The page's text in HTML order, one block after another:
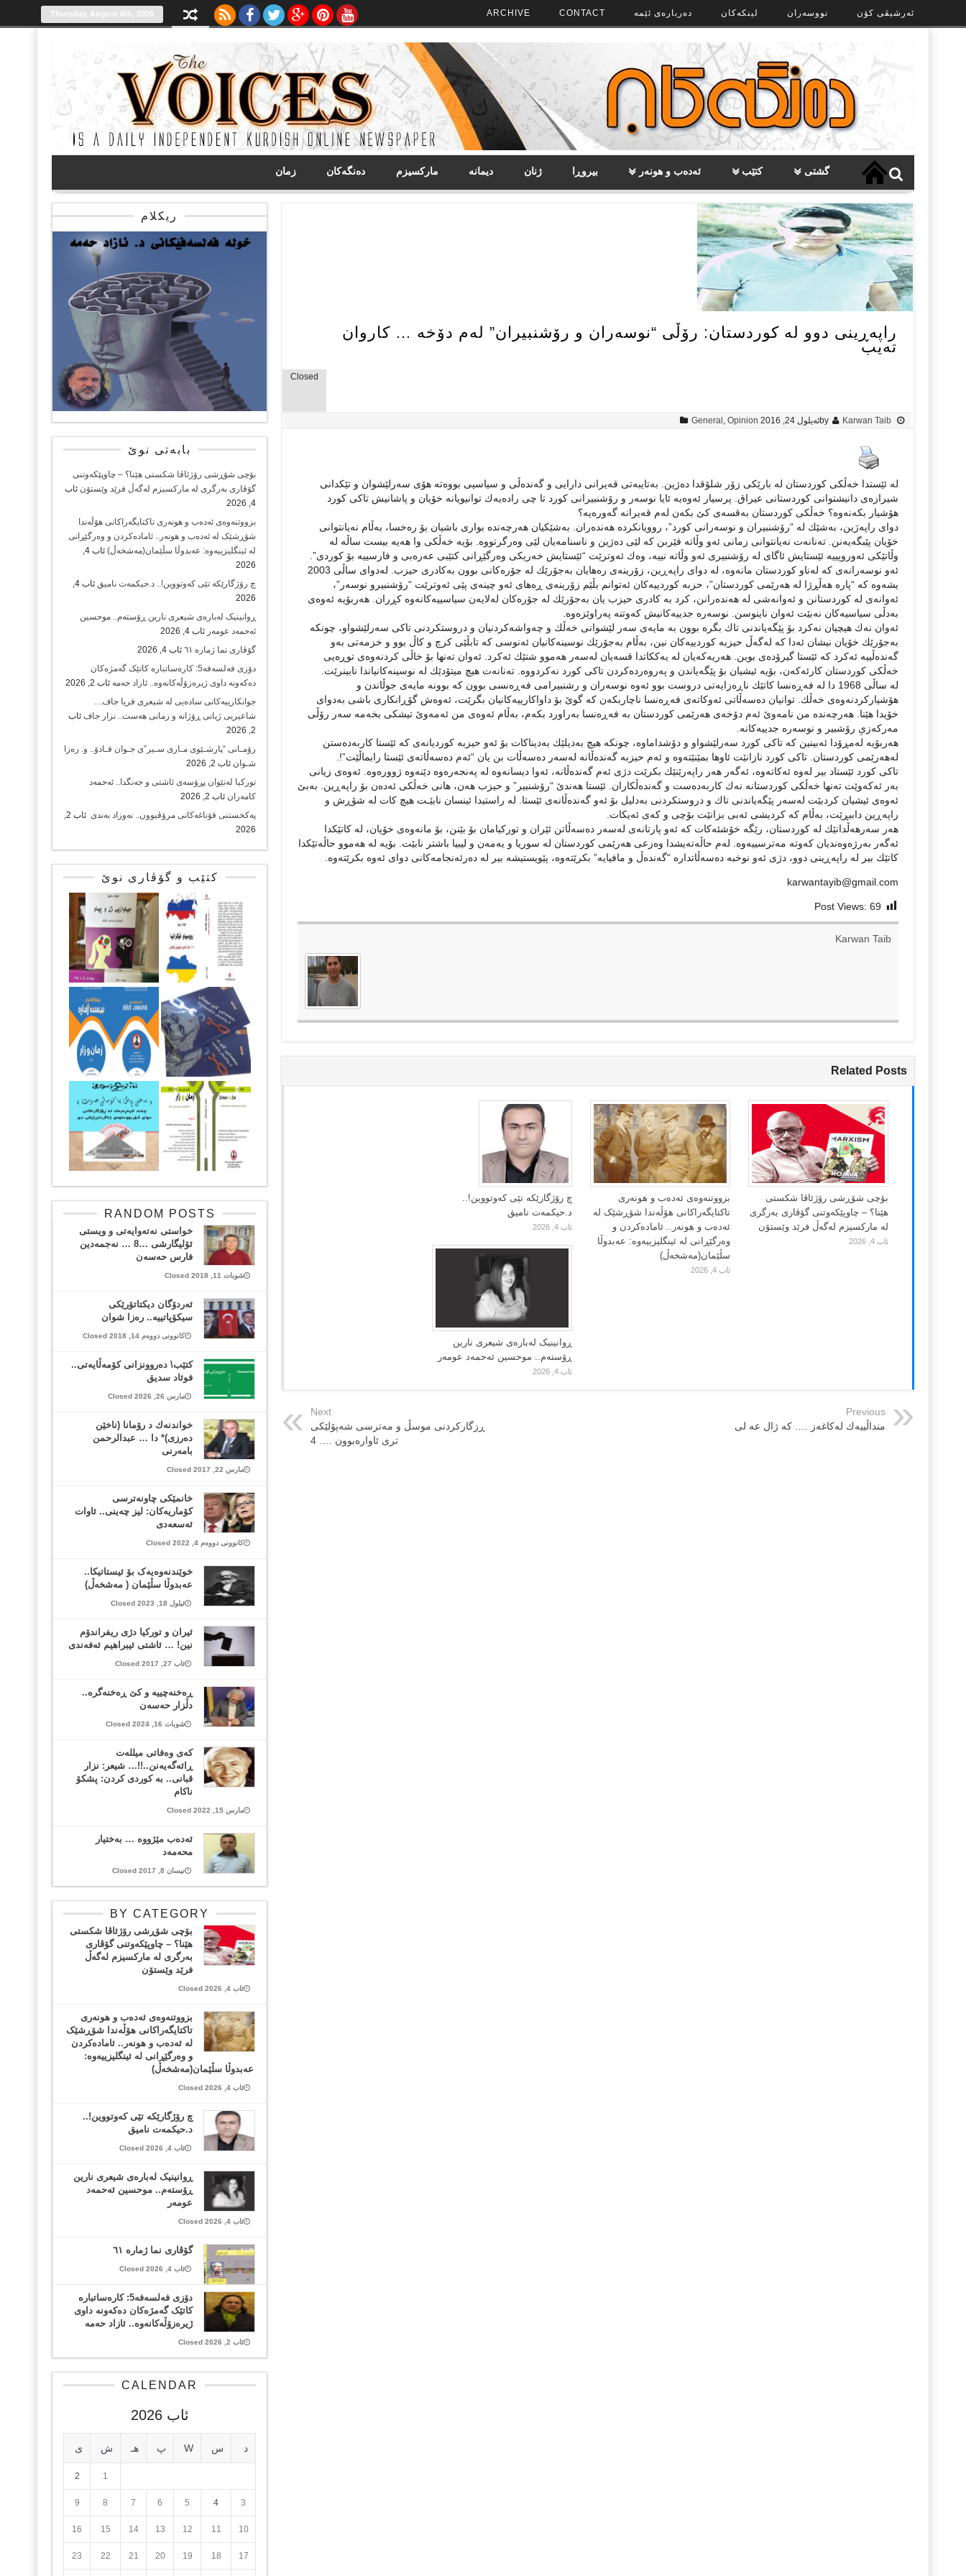
ئەرشیڤی کۆن نووسەران لینکەکان دەربارەی ئێمە CONTACT
ARCHIVE
Thursday, August 6th, 2026
گشتی کتێب ئەدەب و هونەر بیروڕا ژنان دیمانە مارکسیزم دەنگەکان زمان
راپه‌ڕینی دوو له‌ كوردستان: رۆڵی “نوسه‌ران و رۆشنبیران” له‌م دۆخه‌ … كاروان
ته‌یب
Closed
by Karwan Taib ئه‌یلول 24, 2016 General , Opinion
له‌ ئێستدا خه‌ڵكی كوردستان له‌ بارێكی زۆر شلۆقدا ده‌ژین. به‌تایبه‌تی قه‌یرانی دارایی و گه‌نده‌ڵی و سیاسیی بووه‌ته‌ هۆی سه‌رلێشوان و تێكدانی
شیرازه‌ی دانیشتوانی كوردستانی عیراق. پرسیار ئه‌وه‌یه‌ ئایا نوسه‌ر و رۆشنبیرانی كورد تا چی راده‌یه‌ك توانیویانه‌ خۆیان و پاشانیش تاكی كورد
هۆشیار بكه‌نه‌وه‌؟ خه‌ڵكی كوردستان به‌قسه‌ی كێ‌ بكه‌ن له‌م قه‌یرانه‌ گه‌وره‌یه‌؟
دوای راپه‌رَین، به‌شێك له‌ “رۆشنبیران و نوسه‌رانی كورد”، روویانكرده‌ هه‌نده‌ران. به‌شێكیان هه‌رچه‌نده‌ بواری باشیان بۆ ره‌خسا، به‌ڵام نه‌یانتوانی
خۆیان پێبگه‌یه‌نن. ته‌نانه‌ت نه‌یانتوانی زمانی ئه‌و وڵاته‌ فێربن كه‌ لێی ده‌ژین و ناسنامه‌یان لێی وه‌رگرتووه‌. بۆیه‌ خه‌ڵكی وا هه‌یه‌ بیست ساڵه‌ له‌
وڵاتێكی ئه‌وروپییه‌ ئێستایش ئاگای له‌ رۆشنبیری ئه‌و وڵاته‌ نییه‌، وه‌ك ئه‌وترێت “ئێستایش خه‌ریكی وه‌رگێڕانی كتێبی عه‌ره‌بی و فارسییه‌ بۆ كوردی”.
ئه‌و نوسه‌رانه‌ی كه‌ له‌ناو كوردستان مانه‌وه‌، له‌ دوای راپه‌ڕین، زۆرینه‌ی ره‌هایان به‌جۆرێك له‌ جۆره‌كانی بوون به‌كادری حیزب. له‌دوای ساڵی 2003
یشه‌وه‌ كه‌ “پاره‌ هه‌ڵڕژا له‌ هه‌رێمی كوردستان”، حزبه‌ كوردییه‌كان ئه‌توانم بڵێم زۆرینه‌ی ڕه‌های ئه‌و چینه‌ی پێی ئه‌وترێت “رۆشنبیرو نوسه‌ر”،
ئه‌وانه‌ی له‌ كوردستانن و ئه‌وانه‌شی له‌ هه‌نده‌رانن، كرد به‌ كادری حیزب یان به‌جۆرێك له‌ جۆره‌كان له‌لایه‌ن سیاسییه‌كانه‌وه‌ كڕران. هه‌ربۆیه‌ ئه‌وه‌ی
به‌دڵی سیاسیه‌كان نه‌بێت ئه‌وان ناینوسن. نوسه‌ره‌ جدییه‌كانیش كه‌وتنه‌ په‌راوێزه‌وه‌.
ئه‌وان نه‌ك هیچیان نه‌كرد بۆ پێگه‌یاندنی تاك بگره‌ بوون به‌ مایه‌ی سه‌ر لێشوانی خه‌ڵك و چه‌واشه‌كردنیان و دروستكردنی تاكی سه‌رلێشواو، چونكه‌
به‌جۆرێك خۆیان نیشان ئه‌دا كه‌ له‌گه‌ڵ حیزبه‌ كوردییه‌كان نین، به‌ڵام به‌جۆرێك نوسینه‌كانیان ئه‌نوسی كه‌ تابڵێی كرچ و كاڵ بوو و خزمه‌تی به‌و
گه‌نده‌ڵییه‌ ئه‌كرد كه‌ ئێستا گیرۆده‌ی بوین. هه‌ریه‌كه‌یان له‌ یه‌ككاتدا قسه‌یان له‌سه‌ر هه‌موو شتێك ئه‌كرد. ئه‌وان ته‌نها بۆ خاڵی كردنه‌وه‌ی توڕه‌یی
خه‌ڵكی كوردستان كارئه‌كه‌ن، بۆیه‌ ئیشیان بۆ پێگه‌یاندن و په‌روه‌رده‌كردن تاكی كورد نه‌كردووه‌. ته‌نانه‌ت هیچ میتۆدێك له‌ نوسینه‌كانیاندا نابینرێت.
له‌ ساڵی 1968 دا له‌ فه‌ڕه‌نسا كاتێك ناڕه‌زایه‌تی دروست بوو ئه‌وه‌ نوسه‌ران و رشنبیرامی فه‌ڕه‌نسی بوون كه‌ بوونه‌ مایه‌ی جوڵاندن و
هۆشیاركردنه‌وه‌ی خه‌ڵك. توانیان ده‌سه‌ڵاتی ئه‌وكاته‌ی فه‌ڕه‌نسا ناچاربكه‌ن كه‌ گوێ‌ بۆ داواكارییه‌كانیان بگرێت، ئه‌وه‌ش گۆڕانكاری باشی به‌دوای
خۆیدا هێنا. هه‌رچه‌نده‌ من نامه‌وێ‌ ئه‌م دۆخه‌ی هه‌رێمی كوردستان به‌ فه‌ڕه‌نسا به‌راورد بكه‌م، به‌ڵام ئه‌وه‌ی من ئه‌مه‌وێ‌ تیشكی بخه‌مه‌ سه‌ر رۆڵی
مه‌ركه‌زیِ رۆشبیر و نوسه‌ره‌ جدییه‌كانه‌.
هه‌ربۆیه‌ له‌مڕۆدا ئه‌بینین كه‌ تاكی كورد سه‌رلێشواو و دۆشداماوه‌، چونكه‌ هیچ به‌دیلێك به‌دیناكات بۆ ئه‌و حیزبه‌ كوردیانه‌ی كه‌ ئێستا كاربه‌ده‌ستن
له‌هه‌رێمی كوردستان. تاكی كورد نازانێت ئاوها بمێنێته‌وه‌ و ئه‌م حیزبه‌ گه‌نده‌ڵانه‌ له‌سه‌ر ده‌سه‌ڵات بن یان “ئه‌م ده‌سه‌ڵاته‌ی ئێستا رابماڵێت”!.
تاكی كورد ئێستاد بیر له‌وه‌ ئه‌كاته‌وه‌، ئه‌گه‌ر هه‌ر راپه‌رێنێك بكرێت دژی ئه‌م گه‌نده‌ڵانه‌، ئه‌وا دیسانه‌وه‌ له‌ په‌نجه‌ره‌وه‌ دێنه‌وه‌ ژووره‌وه‌. ئه‌وه‌ی زیانی
به‌ر ئه‌كه‌وێت ته‌نها خه‌ڵكی كوردستانه‌ نه‌ك كاربه‌ده‌ست و گه‌نده‌ڵكاران. ئێستا هه‌ندێ‌ “رۆشنبیر” و حیزب هه‌ن، هانی خه‌ڵكی ئه‌ده‌ن بۆ راپه‌ڕین. به‌بێ‌
ئه‌وه‌ی ئیشیان كردبێت له‌سه‌ر پێگه‌یاندنی تاك و دروستكردنی به‌دلیل بۆ ئه‌و گه‌نده‌ڵانه‌ی ئێستا. له‌ راستیدا ئینسان نابێـت هیچ كات له‌ شۆڕش و
راپه‌ڕین داببڕێت، به‌ڵام كه‌ كردیشی ئه‌بی بزانێت بۆچی و كه‌ی ئه‌یكات.
هه‌ر سه‌رهه‌ڵدانێك له‌ كوردستان، رێگه‌ خۆشئه‌كات كه‌ ئه‌و پارتانه‌ی له‌سه‌ر ده‌سه‌ڵاتن ئێران و توركیامان بۆ بێنن، بۆ مانه‌وه‌ی خۆیان، له‌ كاتێكدا
ئه‌گه‌ر به‌رژه‌وه‌ندیان كه‌وته‌ مه‌ترسییه‌وه‌. له‌م حاڵه‌ته‌یشدا وه‌زعی هه‌رێمی كوردستان له‌ سوریا و یه‌مه‌ن و لیبیا باشتر نابێت. بۆیه‌ له‌ هه‌موو حاڵه‌تێكدا
كاتێك بیر له‌ راپه‌ڕینی دوو، دژی ئه‌و نوخبه‌ ده‌سه‌ڵاتداره‌ “گه‌نده‌ڵ و مافیایه‌” بكرێته‌وه‌، پێویستیشه‌ بیر له‌ ده‌رئه‌نجامه‌كانی دوای ئه‌وه‌ بكرێته‌وه‌.
karwantayib@gmail.com
Post Views: 69
Karwan Taib
Related Posts
بۆچی شۆڕشی رۆژئاڤا شکستی
هێنا؟ – چاوپێکەوتنی گۆڤاری بەرگری
لە مارکسیزم لەگەڵ فرێد وێستۆن
ئاب 4, 2026
بزووتنەوەی ئەدەب و هونەری
تاکتایگەراکانی هۆڵەندا شۆڕشێک لە
ئەدەب و هونەر.. ئامادەکردن و
وەرگێڕانی لە ئینگلیزییەوە: عەبدوڵا
سڵێمان(مەشخەڵ)
ئاب 4, 2026
چ رۆژگارێکە تێی کەوتووین!..
د.حیکمەت نامیق
ئاب 4, 2026
ڕوانینیک لەبارەى شیعرى نارین
ڕۆستەم.. موحسین ئەحمەد عومەر
ئاب 4, 2026
Previous
منداڵیيەك لەکاغەز …. كه ژال عه لى
Next
ڕزگاركردنی موسڵ و مه‌ترسی شه‌پۆلێكی
تری ئاواره‌بوون …. 4
ریکلام
بابەتی نوێ
بۆچی شۆڕشی رۆژئاڤا شکستی هێنا؟ – چاوپێکەوتنی
گۆڤاری بەرگری لە مارکسیزم لەگەڵ فرێد وێستۆن ئاب
4, 2026
بزووتنەوەی ئەدەب و هونەری تاکتایگەراکانی هۆڵەندا
شۆڕشێک لە ئەدەب و هونەر.. ئامادەکردن و وەرگێڕانی
لە ئینگلیزییەوە: عەبدوڵا سڵێمان(مەشخەڵ)
ئاب 4,
2026
چ رۆژگارێکە تێی کەوتووین!.. د.حیکمەت نامیق
ئاب 4,
2026
ڕوانینیک لەبارەى شیعرى نارین ڕۆستەم.. موحسین
ئەحمەد عومەر ئاب 4, 2026
گۆڤاری نما ژمارە ٦١
ئاب 4, 2026
دۆزی فەلسەفە5: کارەساتبارە کاتێک گەمژەکان
دەکەونە داوی ژیرەزۆڵەکانەوە.. ئازاد حەمە ئاب 2, 2026
جوانکارییەکانی سادەیی لە شیعری فریا جاف…
شاعیریی ژیانی ڕۆژانە و زمانی هەست.. نزار جاف ئاب
2, 2026
رۆمـانی “پارشـێوی مـاری سـیر”ی جـوان قـادۆ.. و. رەزا
شـوان ئاب 2, 2026
تورکیا لەنێوان پڕۆسەی ئاشتی و جەنگدا.. ئەحمەد
کامەران ئاب 2, 2026
پەکخستنی قۆناغەکانی مرۆڤبوون.. نەوزاد بەندی
ئاب 2,
2026
کتێب و گۆڤاری نوێ
RANDOM POSTS
خواستی نه‌ته‌وایه‌تی و ویستی
ئۆلیگارشی …8 … نەجمەدین
فارس حەسەن
شوبات 11, 2018 Closed
ئەردۆگان دیکتاتۆرێکی
سیکۆپاتییە.. رەزا شوان
کانوونی دووەم 14, 2018 Closed
کتێب\ دەروونزانی کۆمەڵایەتی..
فوئاد سدیق
مارس 26, 2026 Closed
خواندنه‌ك د رۆمانا (ناخێن
ده‌رزی)* دا … عبدالرحمن
بامه‌رنی
مارس 22, 2017 Closed
خانمێکی چاونەترسی
کۆماریەکان: لیز چەینی.. ئاوات
ئەسعەدی
کانوونی دووەم 4, 2022 Closed
خوێندنەوەیەک بۆ ئیستاتیکا..
عەبدوڵا سڵێمان ( مەشخەڵ)
ئیلول 18, 2023 Closed
ئیران و تورکیا دژی ریفراندۆم
نین! … ئاشتی ئیبراهیم ئەفەندی
ئاب 27, 2017 Closed
ڕەخنەچییە و کێ ڕەخنەگرە..
دڵزار حەسەن
شوبات 16, 2024 Closed
کەی وەفاتی میللەت
ڕائەگەیەنن..!!… شيعر: نزار
قبانی.. بە کوردی کردن: پشکۆ
ناکام
مارس 15, 2022 Closed
ئه‌ده‌ب مێژووه‌ … به‌ختیار
محه‌مه‌د‌
نیسان 8, 2017 Closed
BY CATEGORY
بۆچی شۆڕشی رۆژئاڤا شکستی
هێنا؟ – چاوپێکەوتنی گۆڤاری
بەرگری لە مارکسیزم لەگەڵ
فرێد وێستۆن
ئاب 4, 2026 Closed
بزووتنەوەی ئەدەب و هونەری
تاکتایگەراکانی هۆڵەندا شۆڕشێک
لە ئەدەب و هونەر.. ئامادەکردن
و وەرگێڕانی لە ئینگلیزییەوە:
عەبدوڵا سڵێمان(مەشخەڵ)
ئاب 4, 2026 Closed
چ رۆژگارێکە تێی کەوتووین!..
د.حیکمەت نامیق
ئاب 4, 2026 Closed
ڕوانینیک لەبارەى شیعرى نارین
ڕۆستەم.. موحسین ئەحمەد
عومەر
ئاب 4, 2026 Closed
گۆڤاری نما ژمارە ٦١
ئاب 4, 2026 Closed
دۆزی فەلسەفە5: کارەساتبارە
کاتێک گەمژەکان دەکەونە داوی
ژیرەزۆڵەکانەوە.. ئازاد حەمە
ئاب 2, 2026 Closed
CALENDAR
ئاب 2026
د س W پ هـ ش ی
1
2
3
4
5
6
7
8
9
10
11
12
13
14
15
16
17
18
19
20
21
22
23